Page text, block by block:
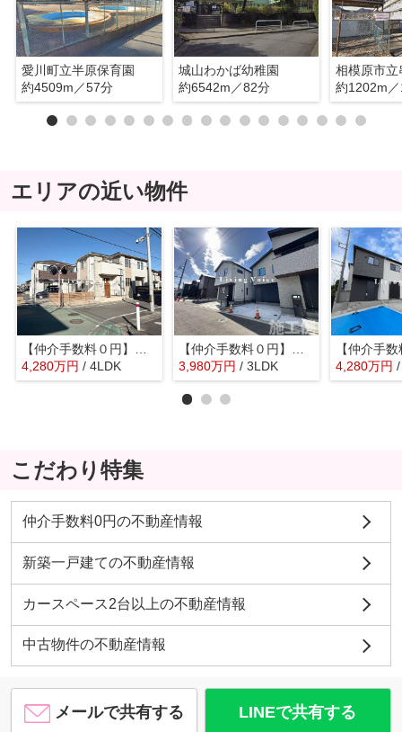
愛川町立半原保育園
約4509m／57分
城山わかば幼稚園
約6542m／82分
相模原市立
約1202m
エリアの近い物件
【仲介手数料０円】相模原市緑区二本松3丁目 中古一戸建て
4,280万円 / 4LDK
【仲介手数料０円】相模原市緑区相原6丁目 新築一戸建て 全3棟
3,980万円 / 3LDK 4,280万円
こだわり特集
仲介手数料0円の不動産情報
新築一戸建ての不動産情報
カースペース2台以上の不動産情報
中古物件の不動産情報
メールで共有する LINEで共有する